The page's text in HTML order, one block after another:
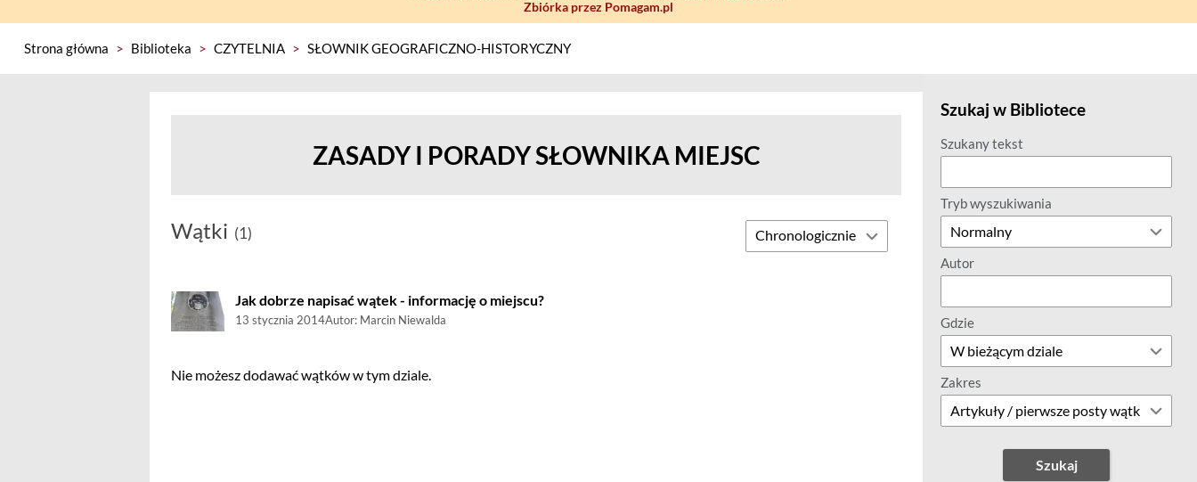
Zbiórka przez Pomagam.pl
Strona główna > Biblioteka > CZYTELNIA > SŁOWNIK GEOGRAFICZNO-HISTORYCZNY
ZASADY I PORADY SŁOWNIKA MIEJSC
Wątki (1)
Jak dobrze napisać wątek - informację o miejscu?
13 stycznia 2014Autor: Marcin Niewalda
Nie możesz dodawać wątków w tym dziale.
Szukaj w Bibliotece
Szukany tekst
Tryb wyszukiwania
Autor
Gdzie
Zakres
Szukaj